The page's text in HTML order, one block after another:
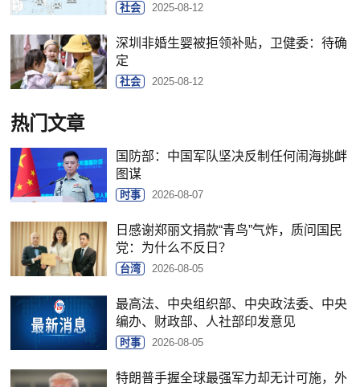
社会 2025-08-12
深圳非婚生婴被拒领补贴，卫健委：待确
定
社会 2025-08-12
热门文章
国防部：中国军队坚决反制任何闹海挑衅
图谋
时事 2026-08-07
日感谢郑丽文捐款“青鸟”气炸，质问国民
党：为什么不反日？
台湾 2026-08-05
最高法、中央组织部、中央政法委、中央
编办、财政部、人社部印发意见
时事 2026-08-05
特朗普手握全球最强军力却无计可施，外